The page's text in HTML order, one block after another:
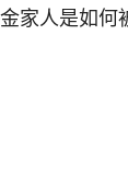
家人是如何